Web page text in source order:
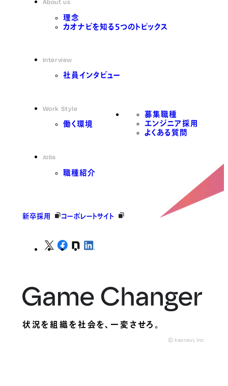
About us
理念
カオナビを知る5つのトピックス
Interview
社員インタビュー
Work Style
働く環境
Jobs
職種紹介
募集職種
エンジニア採用
よくある質問
新卒採用 コーポレートサイト
状況を組織を社会を、一変させろ。
© kaonavi, Inc